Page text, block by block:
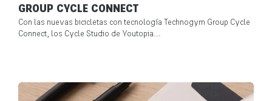
GROUP CYCLE CONNECT
Con las nuevas bicicletas con tecnología Technogym Group Cycle
Connect, los Cycle Studio de Youtopia...